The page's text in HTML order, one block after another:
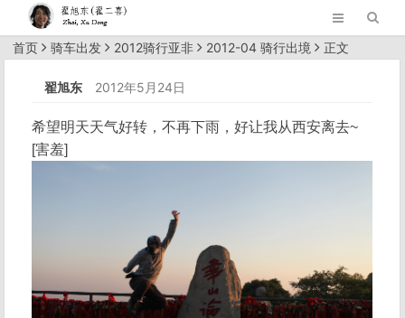
首页 骑车出发 2012骑行亚非 2012-04 骑行出境 正文
翟旭东 2012年5月24日
希望明天天气好转，不再下雨，好让我从西安离去~
[害羞]